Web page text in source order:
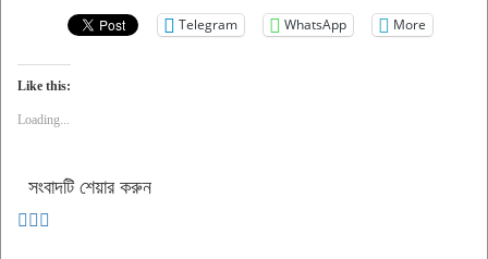
Telegram WhatsApp More
Like this:
Loading...
সংবাদটি শেয়ার করুন